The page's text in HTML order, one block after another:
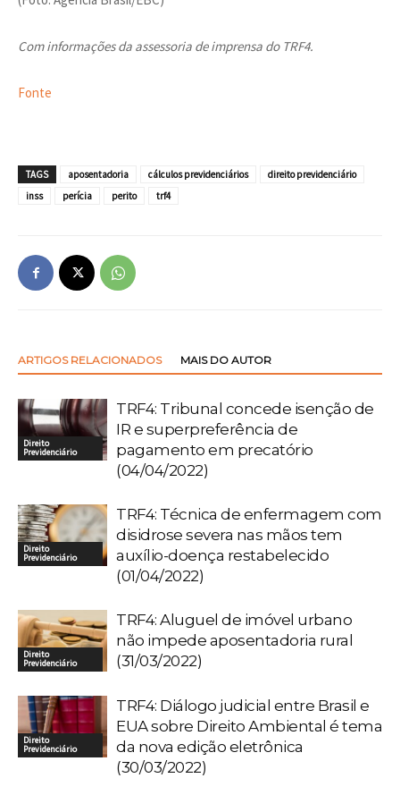
Com informações da assessoria de imprensa do TRF4.
Fonte
TAGS aposentadoria cálculos previdenciários
direito previdenciário
inss
perícia perito trf4
ARTIGOS RELACIONADOS MAIS DO AUTOR
Direito
Previdenciário
TRF4: Tribunal concede isenção de
IR e superpreferência de
pagamento em precatório
(04/04/2022)
Direito
Previdenciário
TRF4: Técnica de enfermagem com
disidrose severa nas mãos tem
auxílio-doença restabelecido
(01/04/2022)
Direito
Previdenciário
TRF4: Aluguel de imóvel urbano
não impede aposentadoria rural
(31/03/2022)
Direito
Previdenciário
TRF4: Diálogo judicial entre Brasil e
EUA sobre Direito Ambiental é tema
da nova edição eletrônica
(30/03/2022)